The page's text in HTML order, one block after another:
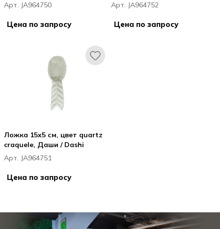
Арт. JA964750
Цена по запросу
Арт. JA964752
Цена по запросу
Ложка 15x5 см, цвет quartz
craquele, Даши / Dashi
Арт. JA964751
Цена по запросу